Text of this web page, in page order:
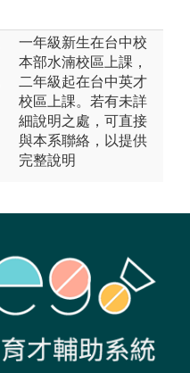
一年級新生在台中校
本部水湳校區上課，
二年級起在台中英才
校區上課。若有未詳
細說明之處，可直接
與本系聯絡，以提供
完整說明